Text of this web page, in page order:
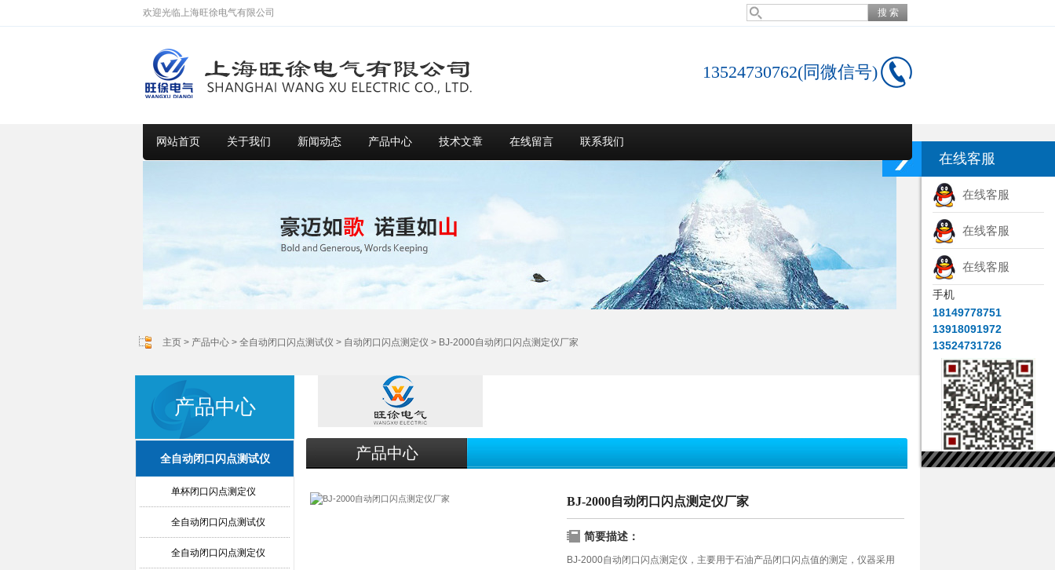
欢迎光临上海旺徐电气有限公司
13524730762(同微信号)
网站首页 关于我们 新闻动态 产品中心 技术文章 在线留言 联系我们
主页 > 产品中心 > 全自动闭口闪点测试仪 > 自动闭口闪点测定仪 > BJ-2000自动闭口闪点测定仪厂家
产品中心
全自动闭口闪点测试仪
单杯闭口闪点测定仪
全自动闭口闪点测试仪
全自动闭口闪点测定仪
产品中心
BJ-2000自动闭口闪点测定仪厂家
简要描述：
BJ-2000自动闭口闪点测定仪，主要用于石油产品闭口闪点值的测定，仪器采用
在线客服
在线客服
在线客服
在线客服
手机
18149778751
13918091972
13524731726